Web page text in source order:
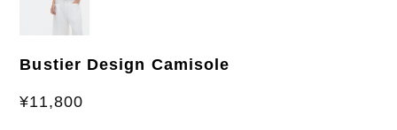
Bustier Design Camisole
¥11,800